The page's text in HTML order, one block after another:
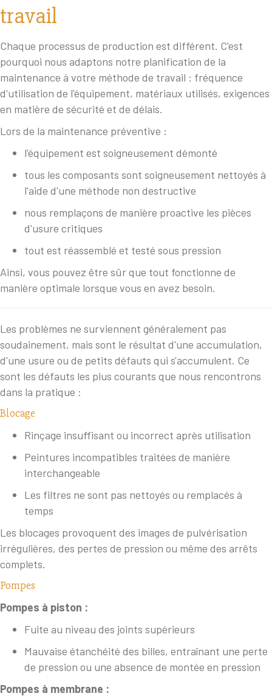
travail
Chaque processus de production est différent. C'est
pourquoi nous adaptons notre planification de la
maintenance à votre méthode de travail : fréquence
d'utilisation de l'équipement, matériaux utilisés, exigences
en matière de sécurité et de délais.
Lors de la maintenance préventive :
l'équipement est soigneusement démonté
tous les composants sont soigneusement nettoyés à
l'aide d'une méthode non destructive
nous remplaçons de manière proactive les pièces
d'usure critiques
tout est réassemblé et testé sous pression
Ainsi, vous pouvez être sûr que tout fonctionne de
manière optimale lorsque vous en avez besoin.
Les problèmes ne surviennent généralement pas
soudainement, mais sont le résultat d'une accumulation,
d'une usure ou de petits défauts qui s'accumulent. Ce
sont les défauts les plus courants que nous rencontrons
dans la pratique :
Blocage
Rinçage insuffisant ou incorrect après utilisation
Peintures incompatibles traitées de manière
interchangeable
Les filtres ne sont pas nettoyés ou remplacés à
temps
Les blocages provoquent des images de pulvérisation
irrégulières, des pertes de pression ou même des arrêts
complets.
Pompes
Pompes à piston :
Fuite au niveau des joints supérieurs
Mauvaise étanchéité des billes, entraînant une perte
de pression ou une absence de montée en pression
Pompes à membrane :